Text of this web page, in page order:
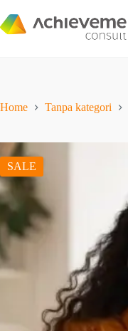
Home Tanpa kategori
SALE